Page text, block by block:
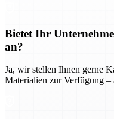
Bietet Ihr
an?
Ja, wir stellen Ihnen gerne
Materialien zur Verfügung